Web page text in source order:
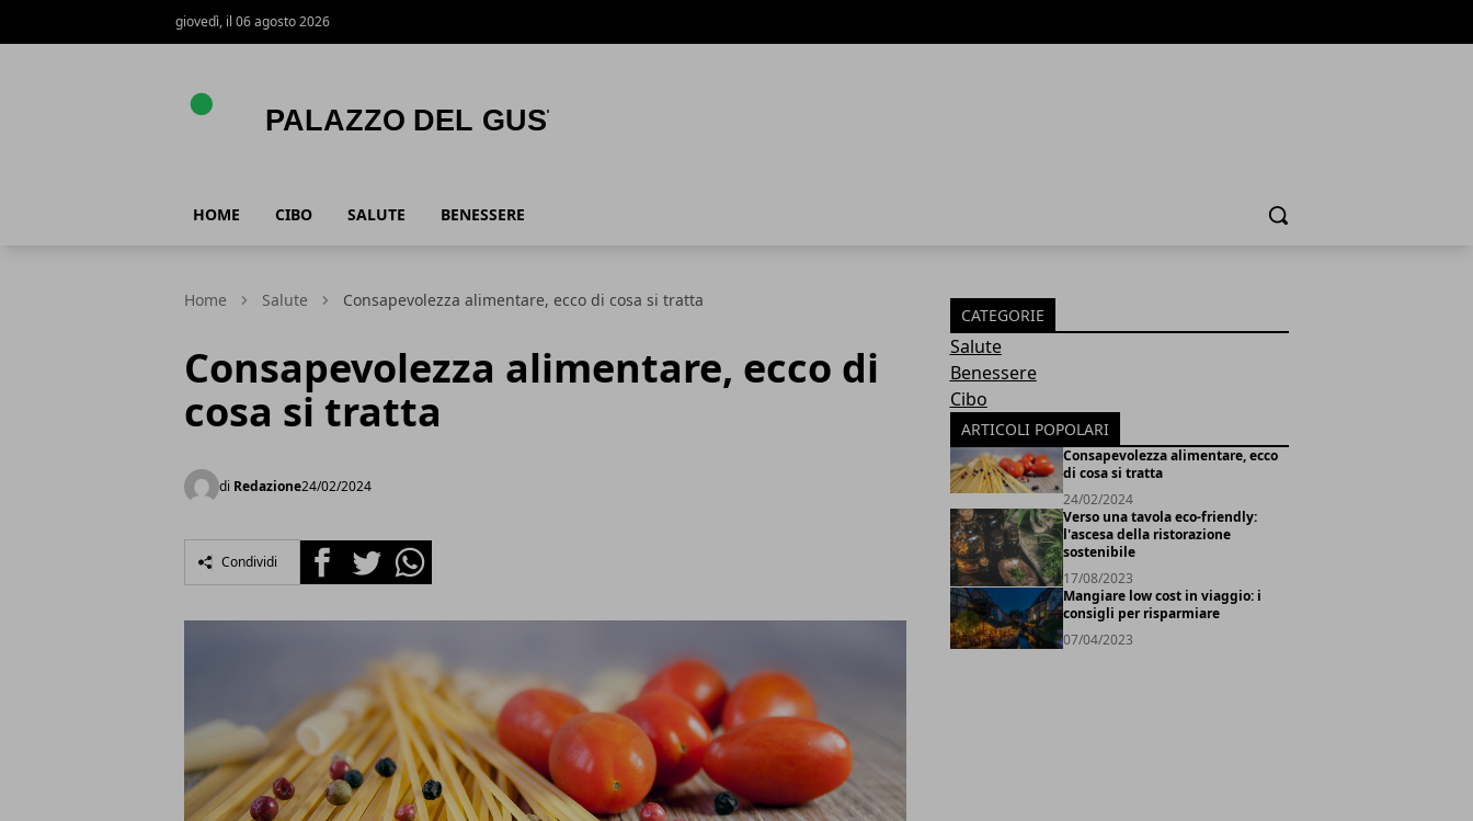
giovedì, il 06 agosto 2026
HOME CIBO SALUTE BENESSERE Cerca
Home Salute Consapevolezza alimentare, ecco di cosa si tratta
Consapevolezza alimentare, ecco di
cosa si tratta
di Redazione24/02/2024
Condividi FacebookTwitterWhatsapp
CATEGORIE
Salute
Benessere
Cibo
ARTICOLI POPOLARI
Consapevolezza alimentare, ecco
di cosa si tratta
24/02/2024
Verso una tavola eco-friendly:
l'ascesa della ristorazione
sostenibile
17/08/2023
Mangiare low cost in viaggio: i
consigli per risparmiare
07/04/2023